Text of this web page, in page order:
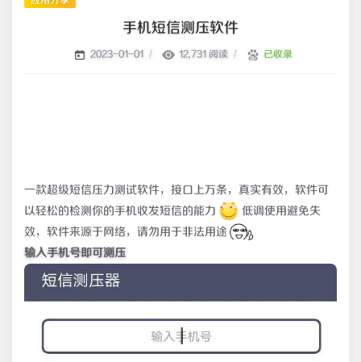
手机短信测压软件
2023-01-01 / 12,731 阅读 / 已收录
一款超级短信压力测试软件，接口上万条，真实有效，软件可
以轻松的检测你的手机收发短信的能力
低调使用避免失
效，软件来源于网络，请勿用于非法用途
输入手机号即可测压